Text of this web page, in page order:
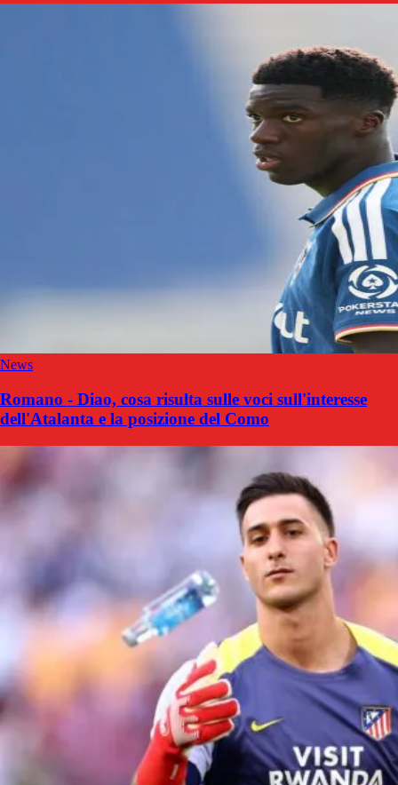
News
Romano - Diao, cosa risulta sulle voci sull'interesse
dell'Atalanta e la posizione del Como